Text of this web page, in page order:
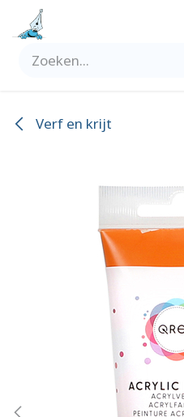
Overslaan naar inhoud
Verf en krijt